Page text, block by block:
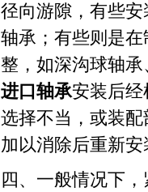
径向游隙，有些
轴承；有些则是
整，如深沟球轴
进口轴承安装后
选择不当，或装
加以消除后重新
四、一般情况下